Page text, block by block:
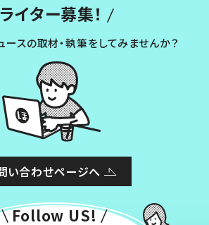
ライター募集！
ースの取材・執筆をしてみませんか？
い合わせページへ
Follow US!